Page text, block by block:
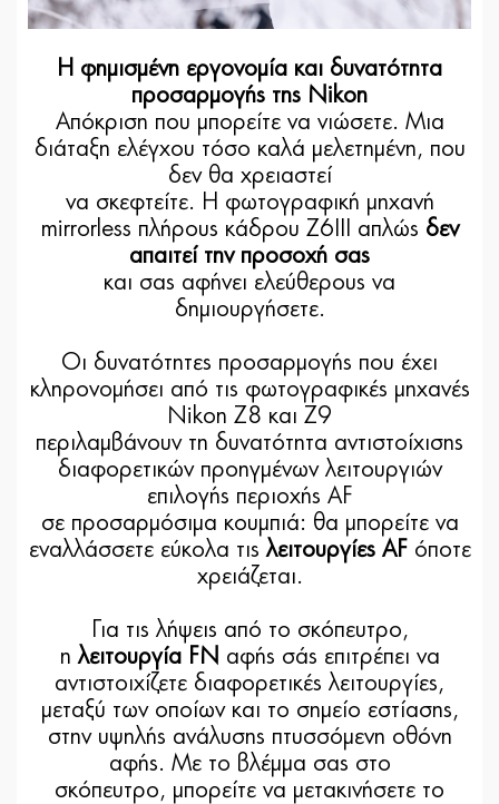
Η φημισμένη εργονομία και δυνατότητα
προσαρμογής της Nikon
Απόκριση που μπορείτε να νιώσετε. Μια
διάταξη ελέγχου τόσο καλά μελετημένη, που
δεν θα χρειαστεί
να σκεφτείτε. Η φωτογραφική μηχανή
mirrorless πλήρους κάδρου Z6III απλώς δεν
απαιτεί την προσοχή σας
και σας αφήνει ελεύθερους να
δημιουργήσετε.
Οι δυνατότητες προσαρμογής που έχει
κληρονομήσει από τις φωτογραφικές μηχανές
Nikon Z8 και Z9
περιλαμβάνουν τη δυνατότητα αντιστοίχισης
διαφορετικών προηγμένων λειτουργιών
επιλογής περιοχής AF
σε προσαρμόσιμα κουμπιά: θα μπορείτε να
εναλλάσσετε εύκολα τις λειτουργίες AFόποτε
χρειάζεται.
Για τις λήψεις από το σκόπευτρο,
η λειτουργία FN αφής σάς επιτρέπει να
αντιστοιχίζετε διαφορετικές λειτουργίες,
μεταξύ των οποίων και το σημείο εστίασης,
στην υψηλής ανάλυσης πτυσσόμενη οθόνη
αφής. Με το βλέμμα σας στο
σκόπευτρο, μπορείτε να μετακινήσετε το